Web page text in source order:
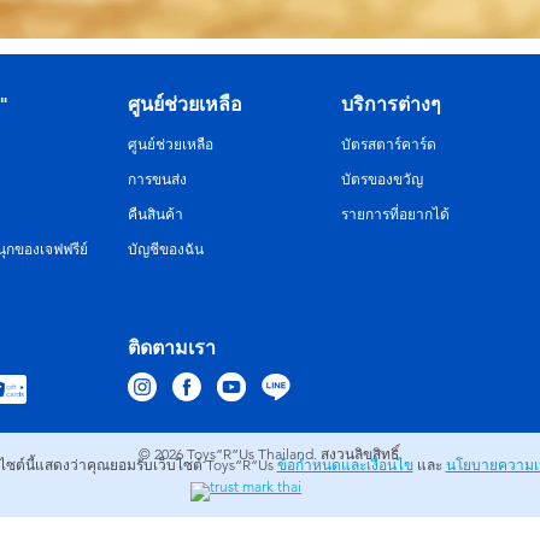
ติดตามเรา
กของเจฟฟรีย์
ศูนย์ช่วยเหลือ
ศูนย์ช่วยเหลือ
การขนส่ง
คืนสินค้า
บัญชีของฉัน
บริการต่างๆ
บัตรสตาร์คาร์ด
บัตรของขวัญ
รายการที่อยากได้
© 2026 Toys”R”Us Thailand. สงวนลิขสิทธิ์.
ซต์นี้แสดงว่าคุณยอมรับเว็บไซต์ Toys”R”Usข้อกำหนดและเงื่อนไขและ นโยบายความ